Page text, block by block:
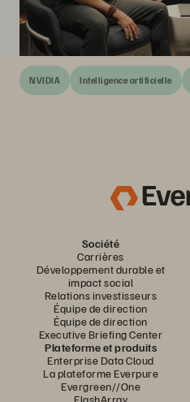
NVIDIA Intelligence artificielle
Société
Carrières
Développement durable et
impact social
Relations investisseurs
Équipe de direction
Équipe de direction
Executive Briefing Center
Plateforme et produits
Enterprise Data Cloud
La plateforme Everpure
Evergreen//One
FlashArray